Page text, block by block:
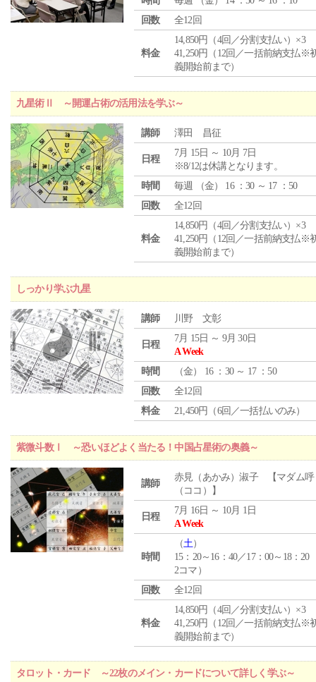
回数
全12回
料金
14,850円（4回／分割支払い）×3
41,250円（12回／一括前納支払※
義開始前まで）
九星術Ⅱ ～開運占術の活用法を学ぶ～
講師 澤田 昌征
日程
7月 15日 ～ 10月 7日
※8/12は休講となります。
時間
毎週 （金） 16 ：30 ～ 17 ：50
回数
全12回
料金
14,850円（4回／分割支払い）×3
41,250円（12回／一括前納支払※
義開始前まで）
しっかり学ぶ九星
講師 川野 文彰
日程
7月 15日 ～ 9月 30日
A Week
時間
（金） 16 ：30 ～ 17 ：50
回数
全12回
料金
21,450円（6回／一括払いのみ）
紫微斗数Ⅰ ～恐いほどよく当たる！中国占星術の奥義～
講師
赤見（あかみ）淑子 【マダム呼
（ココ）】
日程
7月 16日 ～ 10月 1日
A Week
時間
（土）
15：20～16：40／17：00～18：20
2コマ）
回数
全12回
料金
14,850円（4回／分割支払い）×3
41,250円（12回／一括前納支払※
義開始前まで）
タロット・カード ～22枚のメイン・カードについて詳しく学ぶ～